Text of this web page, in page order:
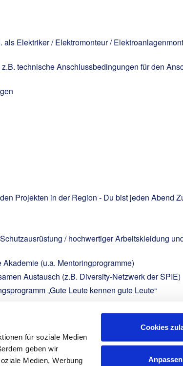
für soziale Medien
geben wir
Medien, Werbung
Cookies
Anpassen
Elektriker / Elektromonteur /
technische Anschlussbedingungen für den
Projekten in der Region - Du bist jeden Abend
/ hochwertiger Arbeitskleidung
(u.a. Mentoringprogramme)
Austausch (z.B. Diversity-Netzwerk der SPIE)
„Gute Leute kennen gute Leute“